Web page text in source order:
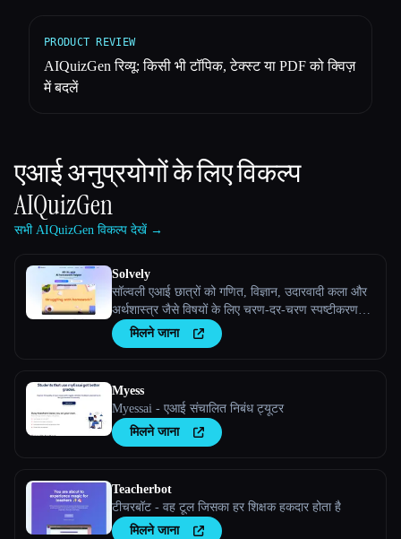
PRODUCT REVIEW
AIQuizGen रिव्यू: किसी भी टॉपिक, टेक्स्ट या PDF को क्विज़
में बदलें
एआई अनुप्रयोगों के लिए विकल्प
AIQuizGen
सभी AIQuizGen विकल्प देखें →
Solvely
सॉल्वली एआई छात्रों को गणित, विज्ञान, उदारवादी कला और
अर्थशास्त्र जैसे विषयों के लिए चरण-दर-चरण स्पष्टीकरण
देकर, सीखने को आसान और कुशल बनाकर होमवर्क की
समस्याओं को हल करने में मदद करता है।
मिलने जाना
Myess
Myessai - एआई संचालित निबंध ट्यूटर
मिलने जाना
Teacherbot
टीचरबॉट - वह टूल जिसका हर शिक्षक हकदार होता है
मिलने जाना